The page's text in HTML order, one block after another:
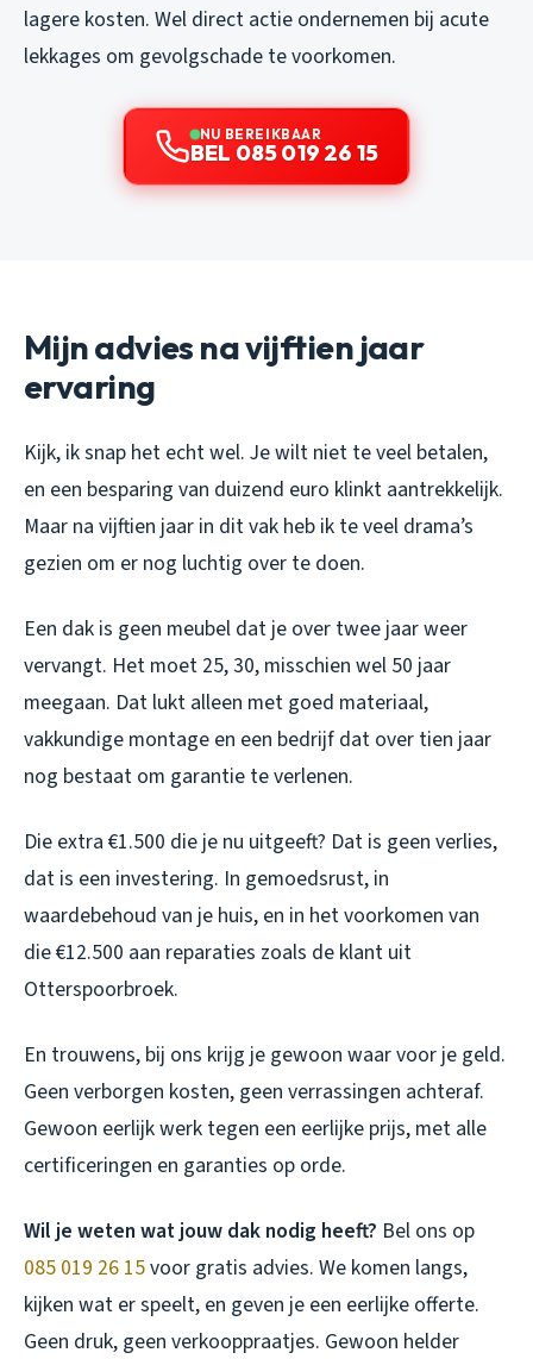
lagere kosten. Wel direct actie ondernemen bij acute
lekkages om gevolgschade te voorkomen.
NU BEREIKBAAR
BEL 085 019 26 15
Mijn advies na vijftien jaar
ervaring
Kijk, ik snap het echt wel. Je wilt niet te veel betalen,
en een besparing van duizend euro klinkt aantrekkelijk.
Maar na vijftien jaar in dit vak heb ik te veel drama’s
gezien om er nog luchtig over te doen.
Een dak is geen meubel dat je over twee jaar weer
vervangt. Het moet 25, 30, misschien wel 50 jaar
meegaan. Dat lukt alleen met goed materiaal,
vakkundige montage en een bedrijf dat over tien jaar
nog bestaat om garantie te verlenen.
Die extra €1.500 die je nu uitgeeft? Dat is geen verlies,
dat is een investering. In gemoedsrust, in
waardebehoud van je huis, en in het voorkomen van
die €12.500 aan reparaties zoals de klant uit
Otterspoorbroek.
En trouwens, bij ons krijg je gewoon waar voor je geld.
Geen verborgen kosten, geen verrassingen achteraf.
Gewoon eerlijk werk tegen een eerlijke prijs, met alle
certificeringen en garanties op orde.
Wil je weten wat jouw dak nodig heeft? Bel ons op
085 019 26 15voor gratis advies. We komen langs,
kijken wat er speelt, en geven je een eerlijke offerte.
Geen druk, geen verkooppraatjes. Gewoon helder